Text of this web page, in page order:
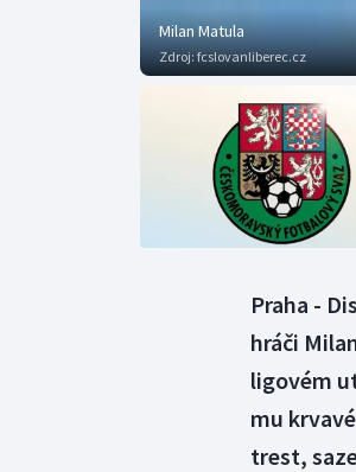
Milan Matula
Zdroj:fcslovanliberec.cz
Praha -
hráči
ligovém
mu
trest,